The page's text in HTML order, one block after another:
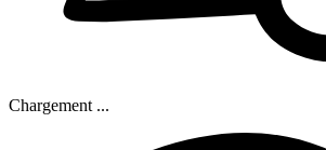
Chargement ...